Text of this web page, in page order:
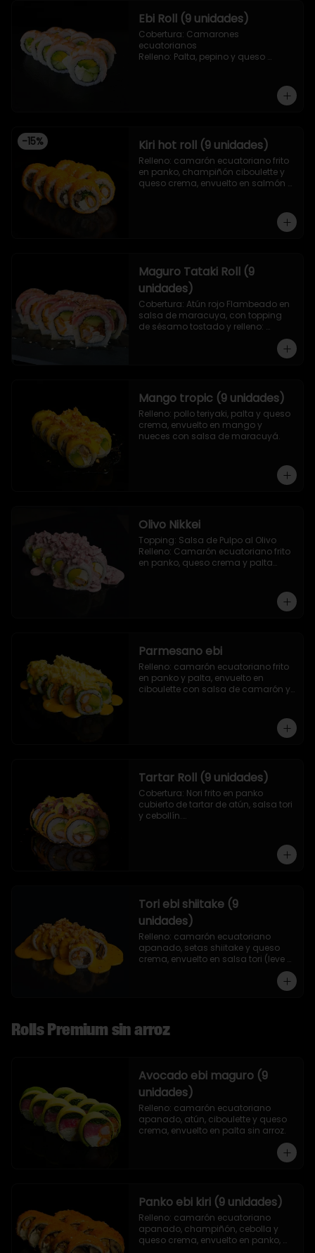
Ebi Roll (9 unidades)
Cobertura: Camarones
ecuatorianos
Relleno: Palta, pepino y queso
-15% Kiri hot roll (9 unidades)
Relleno: camarón ecuatoriano frito
en panko, champiñón ciboulette y
queso crema, envuelto en salmón
Maguro Tataki Roll (9
unidades)
Cobertura: Atún rojo Flambeado en
salsa de maracuya, con topping
de sésamo tostado y relleno:
Camarón ecuatoriano apanado,
Mango tropic (9 unidades)
Relleno: pollo teriyaki, palta y queso
crema, envuelto en mango y
nueces con salsa de maracuyá.
Olivo Nikkei
Topping: Salsa de Pulpo al Olivo
Relleno: Camarón ecuatoriano frito
en panko, queso crema y palta
Parmesano ebi
Relleno: camarón ecuatoriano frito
en panko y palta, envuelto en
ciboulette con salsa de camarón y
Tartar Roll (9 unidades)
Cobertura: Nori frito en panko
cubierto de tartar de atún, salsa tori
y cebollín.
Tori ebi shiitake (9
unidades)
Relleno: camarón ecuatoriano
apanado, setas shiitake y queso
crema, envuelto en salsa tori (leve
Rolls Premium sin arroz
Avocado ebi maguro (9
unidades)
Relleno: camarón ecuatoriano
apanado, atún, ciboulette y queso
crema, envuelto en palta sin arroz.
Panko ebi kiri (9 unidades)
Relleno: camarón ecuatoriano
apanado, champiñón, cebolla y
queso crema, envuelto en panko,